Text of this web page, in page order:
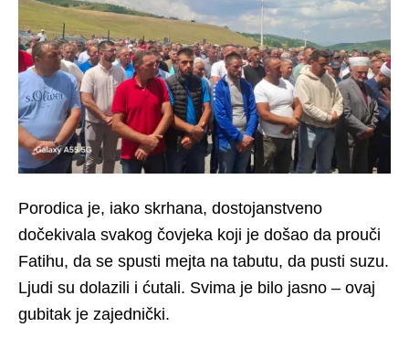
Porodica je, iako skrhana, dostojanstveno
dočekivala svakog čovjeka koji je došao da prouči
Fatihu, da se spusti mejta na tabutu, da pusti suzu.
Ljudi su dolazili i ćutali. Svima je bilo jasno – ovaj
gubitak je zajednički.